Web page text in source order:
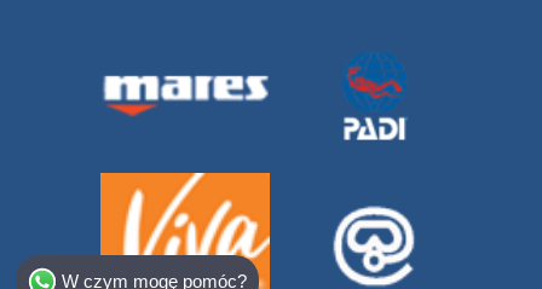
W czym mogę pomóc?
Select Destination